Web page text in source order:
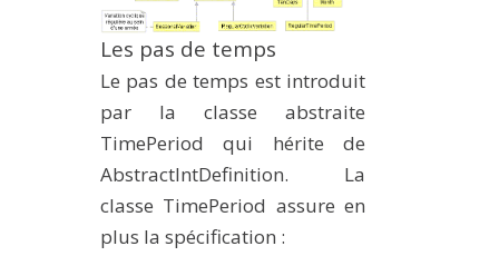
Les pas de temps
Le pas de temps est introduit
par la classe abstraite
TimePeriod qui hérite de
AbstractIntDefinition. La
classe TimePeriod assure en
plus la spécification :